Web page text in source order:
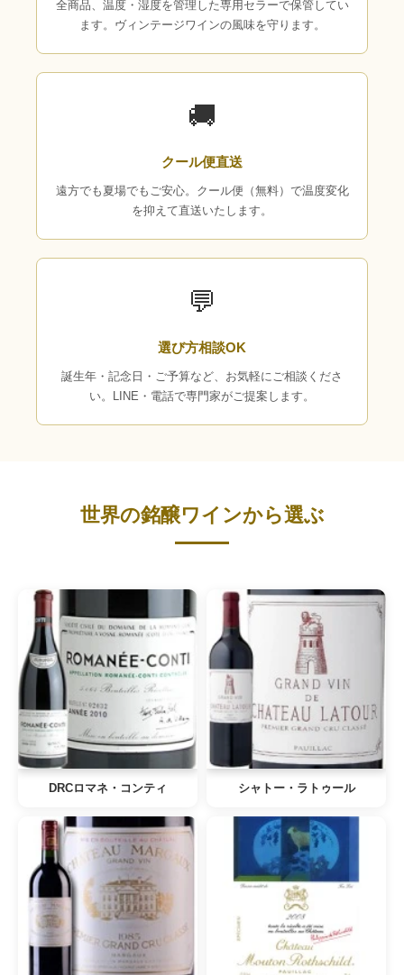
全商品、温度・湿度を管理した専用セラーで保管してい
ます。ヴィンテージワインの風味を守ります。
🚚
クール便直送
遠方でも夏場でもご安心。クール便（無料）で温度変化
を抑えて直送いたします。
💬
選び方相談OK
誕生年・記念日・ご予算など、お気軽にご相談くださ
い。LINE・電話で専門家がご提案します。
世界の銘醸ワインから選ぶ
DRCロマネ・コンティ シャトー・ラトゥール